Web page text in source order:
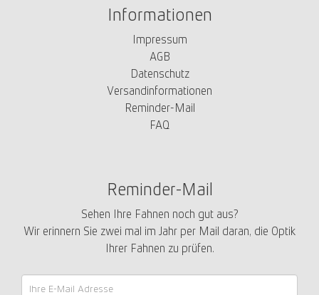
Informationen
Impressum
AGB
Datenschutz
Versandinformationen
Reminder-Mail
FAQ
Reminder-Mail
Sehen Ihre Fahnen noch gut aus?
Wir erinnern Sie zwei mal im Jahr per Mail daran, die Optik
Ihrer Fahnen zu prüfen.